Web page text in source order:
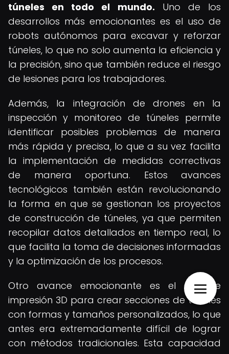
túneles en todo el mundo. Uno de los
desarrollos más emocionantes es el uso de
robots autónomos para excavar y reforzar
túneles, lo que no solo aumenta la eficiencia y
la precisión, sino que también reduce el riesgo
de lesiones para los trabajadores.
Además, la integración de drones en la
inspección y monitoreo de túneles permite
identificar posibles problemas de manera
más rápida y precisa, lo que a su vez facilita
la implementación de medidas correctivas
de manera oportuna. Estos avances
tecnológicos también están revolucionando
la forma en que se gestionan los proyectos
de construcción de túneles, ya que permiten
recopilar datos detallados en tiempo real, lo
que facilita la toma de decisiones informadas
y la optimización de los procesos.
Otro avance emocionante es el uso de
impresión 3D para crear secciones de túneles
con formas y tamaños personalizados, lo que
antes era extremadamente difícil de lograr
con métodos tradicionales. Esta capacidad